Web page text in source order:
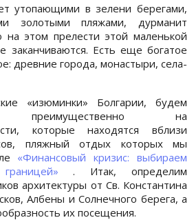
утопающими в зелени берегами,
золотыми пляжами, дурманит
на этом прелести этой маленькой
заканчиваются. Есть еще богатое
древние города, монастыри, села-
«изюминки» Болгарии, будем
преимущественно на
которые находятся вблизи
пляжный отдых которых мы
«Финансовый кризис: выбираем
. Итак, определим
архитектуры от Св. Константина
Албены и Солнечного берега, а
их посещения.